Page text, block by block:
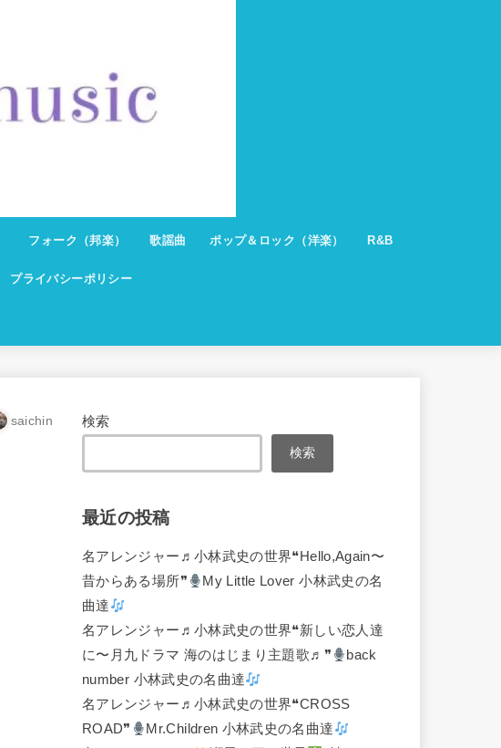
フォーク（邦楽） 歌謡曲 ポップ＆ロック（洋楽） R&B
プライバシーポリシー
saichin 検索
検索
最近の投稿
名アレンジャー♬ 小林武史の世界❝Hello,Again〜
昔からある場所❞
My Little Lover 小林武史の名
曲達
名アレンジャー♬ 小林武史の世界❝新しい恋人達
に〜月九ドラマ 海のはじまり主題歌♬❞
back
number 小林武史の名曲達
名アレンジャー♬ 小林武史の世界❝CROSS
ROAD❞
Mr.Children 小林武史の名曲達